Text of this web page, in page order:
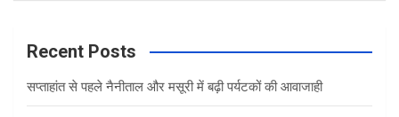
a
cRecent Posts
सप्ताहांत से पहले नैनीताल और मसूरी में बढ़ी पर्यटकों की आवाजाही